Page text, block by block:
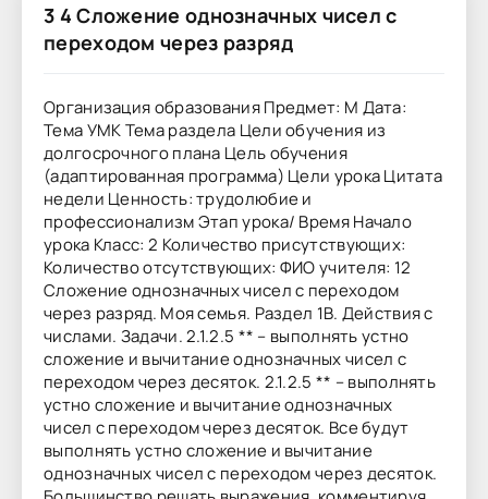
3 4 Сложение однозначных чисел с
переходом через разряд
Организация образования Предмет: М Дата:
Тема УМК Тема раздела Цели обучения из
долгосрочного плана Цель обучения
(адаптированная программа) Цели урока Цитата
недели Ценность: трудолюбие и
профессионализм Этап урока/ Время Начало
урока Класс: 2 Количество присутствующих:
Количество отсутствующих: ФИО учителя: 12
Сложение однозначных чисел с переходом
через разряд. Моя семья. Раздел 1В. Действия с
числами. Задачи. 2.1.2.5 ** – выполнять устно
сложение и вычитание однозначных чисел с
переходом через десяток. 2.1.2.5 ** – выполнять
устно сложение и вычитание однозначных
чисел с переходом через десяток. Все будут
выполнять устно сложение и вычитание
однозначных чисел с переходом через десяток.